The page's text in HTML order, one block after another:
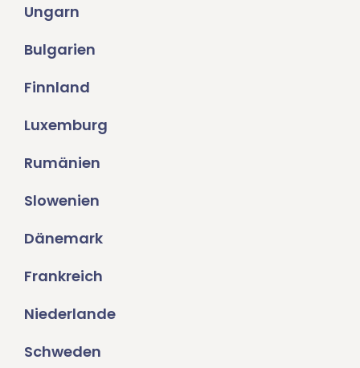
Ungarn
Bulgarien
Finnland
Luxemburg
Rumänien
Slowenien
Dänemark
Frankreich
Niederlande
Schweden